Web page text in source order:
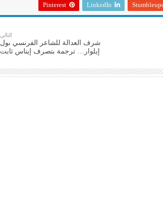
LinkedIn
Pinterest
التالي
شرف العدالة للشاعر الفرنسي بول
إيلوار… ترجمة بتصرف إيناس ثابت